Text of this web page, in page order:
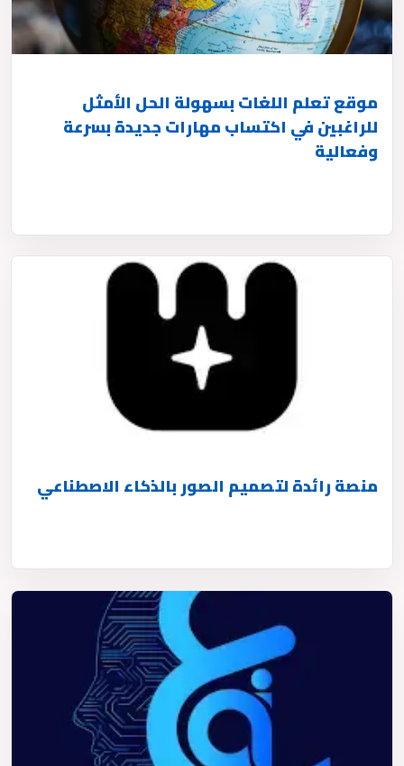
موقع تعلم اللغات بسهولة الحل الأمثل
للراغبين في اكتساب مهارات جديدة بسرعة
وفعالية
منصة رائدة لتصميم الصور بالذكاء الاصطناعي